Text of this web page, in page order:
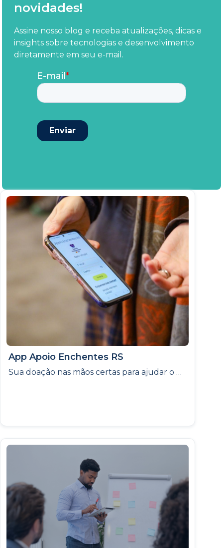
novidades!
Assine nosso blog e receba atualizações, dicas e
insights sobre tecnologias e desenvolvimento
diretamente em seu e-mail.
App Apoio Enchentes RS
Sua doação nas mãos certas para ajudar o Rio Grande do Sul. Facilidade, Segurança e Transparência para Auxiliar Famílias Desabrigadas